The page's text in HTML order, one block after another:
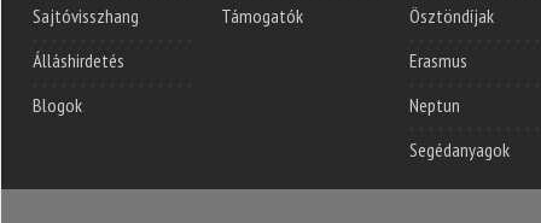
Sajtóvisszhang
Álláshirdetés
Blogok
Támogatók
Ösztöndíjak
Erasmus
Neptun
Segédanyagok